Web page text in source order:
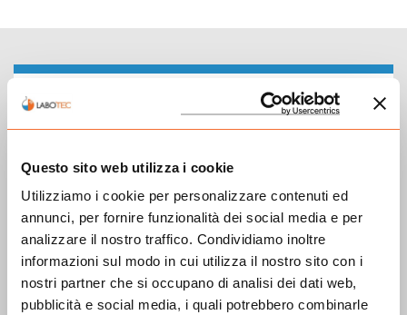
Questo sito web utilizza i cookie
Utilizziamo i cookie per personalizzare contenuti ed
annunci, per fornire funzionalità dei social media e per
analizzare il nostro traffico. Condividiamo inoltre
informazioni sul modo in cui utilizza il nostro sito con i
nostri partner che si occupano di analisi dei dati web,
pubblicità e social media, i quali potrebbero combinarle
Seguici sui social!
Segui Labotec sui nostri canali social e iscriviti alla
novità.
Organizza la tua visita